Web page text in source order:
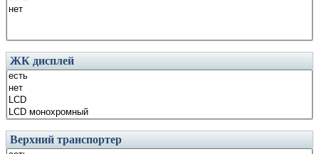
ЖК дисплей
Верхний транспортер